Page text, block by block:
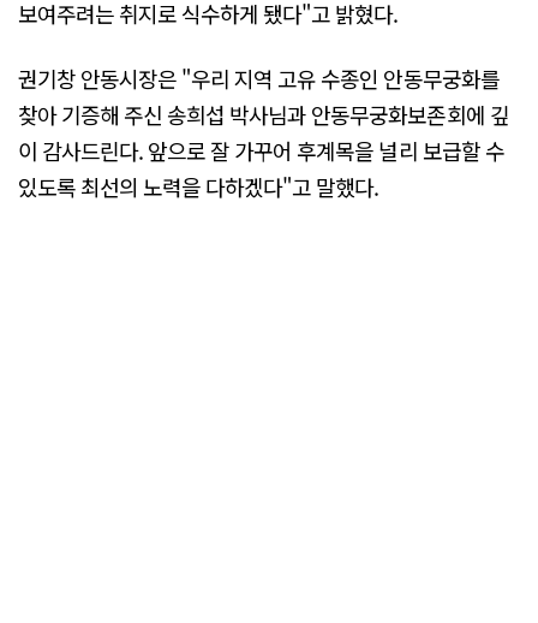
보여주려는 취지로 식수하게 됐다"고 밝혔다.
권기창 안동시장은 "우리 지역 고유 수종인 안동무궁화를
찾아 기증해 주신 송희섭 박사님과 안동무궁화보존회에 깊
이 감사드린다. 앞으로 잘 가꾸어 후계목을 널리 보급할 수
있도록 최선의 노력을 다하겠다"고 말했다.